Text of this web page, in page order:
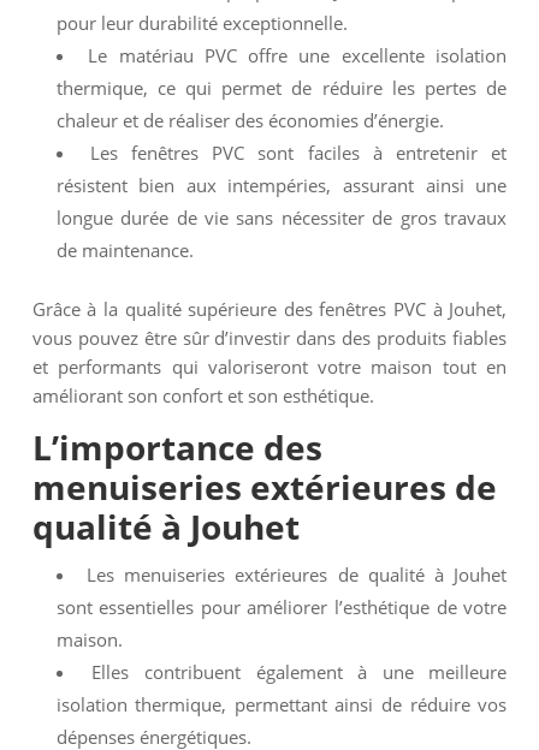
pour leur durabilité exceptionnelle.
Le matériau PVC offre une excellente isolation
thermique, ce qui permet de réduire les pertes de
chaleur et de réaliser des économies d’énergie.
Les fenêtres PVC sont faciles à entretenir et
résistent bien aux intempéries, assurant ainsi une
longue durée de vie sans nécessiter de gros travaux
de maintenance.
Grâce à la qualité supérieure des fenêtres PVC à Jouhet,
vous pouvez être sûr d’investir dans des produits fiables
et performants qui valoriseront votre maison tout en
améliorant son confort et son esthétique.
L’importance des
menuiseries extérieures de
qualité à Jouhet
Les menuiseries extérieures de qualité à Jouhet
sont essentielles pour améliorer l’esthétique de votre
maison.
Elles contribuent également à une meilleure
isolation thermique, permettant ainsi de réduire vos
dépenses énergétiques.